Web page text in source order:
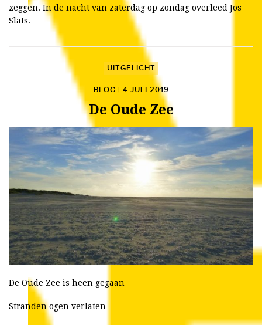
zeggen. In de nacht van zaterdag op zondag overleed Jos
Slats.
UITGELICHT
BLOG | 4 JULI 2019
De Oude Zee
De Oude Zee is heen gegaan
Stranden ogen verlaten